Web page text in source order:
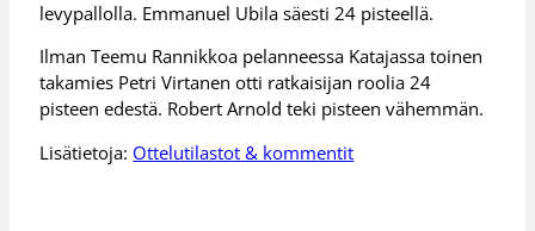
levypallolla. Emmanuel Ubila säesti 24 pisteellä.
Ilman Teemu Rannikkoa pelanneessa Katajassa toinen
takamies Petri Virtanen otti ratkaisijan roolia 24
pisteen edestä. Robert Arnold teki pisteen vähemmän.
Lisätietoja: Ottelutilastot & kommentit